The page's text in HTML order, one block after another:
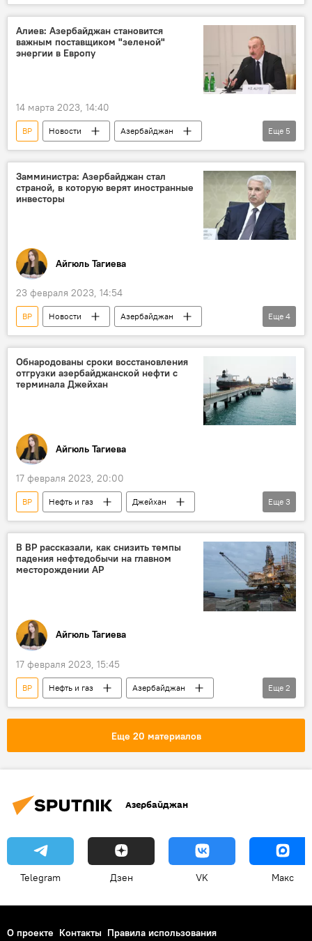
Ильхам Алиев
АЧГ церемония
Алиев: Азербайджан становится
важным поставщиком "зеленой"
энергии в Европу
14 марта 2023, 14:40
BP Новости
Азербайджан
"зеленая" энергия
Европа
Сангачал
Ильхам Алиев Германия
Еще 5
Замминистра: Азербайджан стал
страной, в которую верят иностранные
инвесторы
Айгюль Тагиева
23 февраля 2023, 14:54
BP Новости
Азербайджан
Министерство экономики АР
энергетика
ВИЭ
экспорт
Еще 4
Обнародованы сроки восстановления
отгрузки азербайджанской нефти с
терминала Джейхан
Айгюль Тагиева
17 февраля 2023, 20:00
BP Нефть и газ
Джейхан
Прокачка нефти
Восстановление
Сроки
Еще 3
В BP рассказали, как снизить темпы
падения нефтедобычи на главном
месторождении АР
Айгюль Тагиева
17 февраля 2023, 15:45
BP Нефть и газ
Азербайджан
Нефтедобыча
Азери-Чираг-Гюнешли
Еще 2
Еще 20 материалов
Азербайджан
Telegram Дзен VK Макс
О проекте Контакты Правила использования